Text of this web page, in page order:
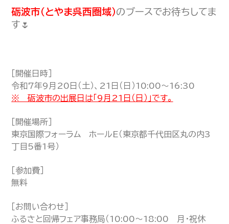
砺波市（とやま呉西圏域）のブースでお待ちしてま
す🌷
［開催日時］
令和7年9月20日（土）、21日（日）10:00～16:30
※ 砺波市の出展日は「9月21日（日）」です。
［開催場所］
東京国際フォーラム ホールE（東京都千代田区丸の内3
丁目5番1号）
［参加費］
無料
［お問い合わせ］
ふるさと回帰フェア事務局（10:00～18:00 月・祝休